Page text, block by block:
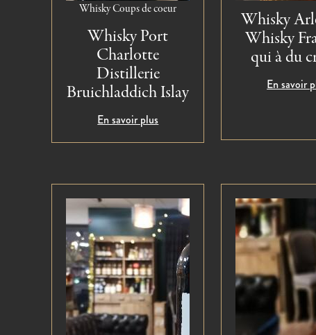
WhiskyCoups de coeur
Whisky Port
Charlotte
Distillerie
Bruichladdich Islay
En savoir plus
Whisky
Whisky
qui à du
En savoir